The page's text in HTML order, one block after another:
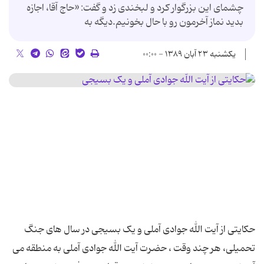
چشمای این بزرگوار کرد و لبخندی زد و گفت: «حاج آقا، اجازه
بدید نماز آخرمون رو با حال بخونیم.دیگه به
یکشنبه ۲۳ آبان ۱۳۸۹ - ۰۰:۰۰
حکایتی از آیت الله جوادی آملی و یک بسیجی در سال های جنگ
تحمیلی، هر چند وقت ، حضرت آیت الله جوادی آملی به منطقه می